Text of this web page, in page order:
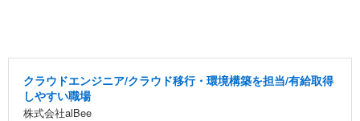
クラウドエンジニア/クラウド移行・環境構築を担当/有給取得
しやすい職場
株式会社alBee